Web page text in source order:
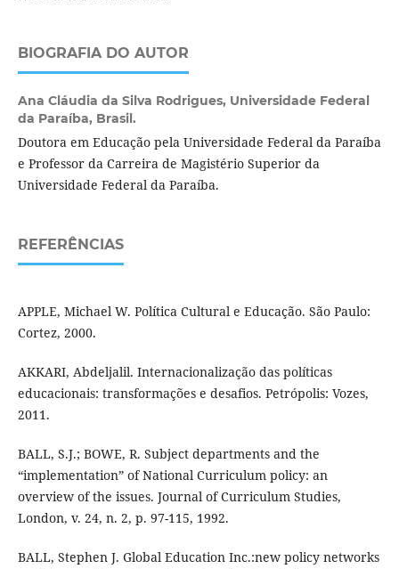
BIOGRAFIA DO AUTOR
Ana Cláudia da Silva Rodrigues, Universidade Federal
da Paraíba, Brasil.
Doutora em Educação pela Universidade Federal da Paraíba
e Professor da Carreira de Magistério Superior da
Universidade Federal da Paraíba.
REFERÊNCIAS
APPLE, Michael W. Política Cultural e Educação. São Paulo:
Cortez, 2000.
AKKARI, Abdeljalil. Internacionalização das políticas
educacionais: transformações e desafios. Petrópolis: Vozes,
2011.
BALL, S.J.; BOWE, R. Subject departments and the
“implementation” of National Curriculum policy: an
overview of the issues. Journal of Curriculum Studies,
London, v. 24, n. 2, p. 97-115, 1992.
BALL, Stephen J. Global Education Inc.:new policy networks